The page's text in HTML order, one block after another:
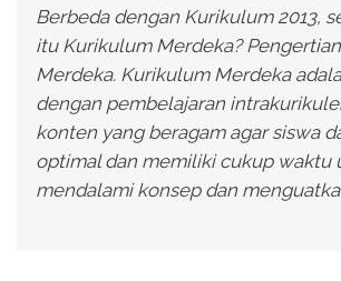
Berbeda dengan Kurikulum 2013,
itu Kurikulum Merdeka?
Merdeka. Kurikulum Merdeka
dengan pembelajaran
konten yang beragam agar siswa
optimal dan memiliki cukup waktu
mendalami konsep dan